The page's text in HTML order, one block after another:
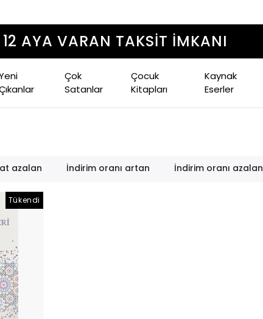
1500 TL ÜZERI ÜCRETSIZ KARGO
Çok
Satanlar
Çocuk
Kitapları
Kaynak
Eserler
azalan İndirim oranı artan İndirim oranı azalan
Tükendi